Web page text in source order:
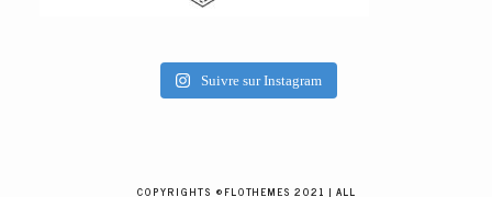
Suivre sur Instagram
COPYRIGHTS ©FLOTHEMES 2021 | ALL